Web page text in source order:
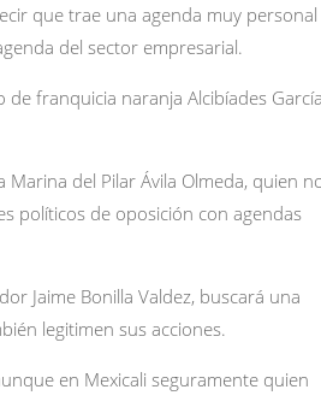
que trae una agenda muy personal
del sector empresarial.
franquicia naranja Alcibíades
del Pilar Ávila Olmeda, quien
políticos de oposición con agendas
Jaime Bonilla Valdez, buscará una
legitimen sus acciones.
en Mexicali seguramente quien